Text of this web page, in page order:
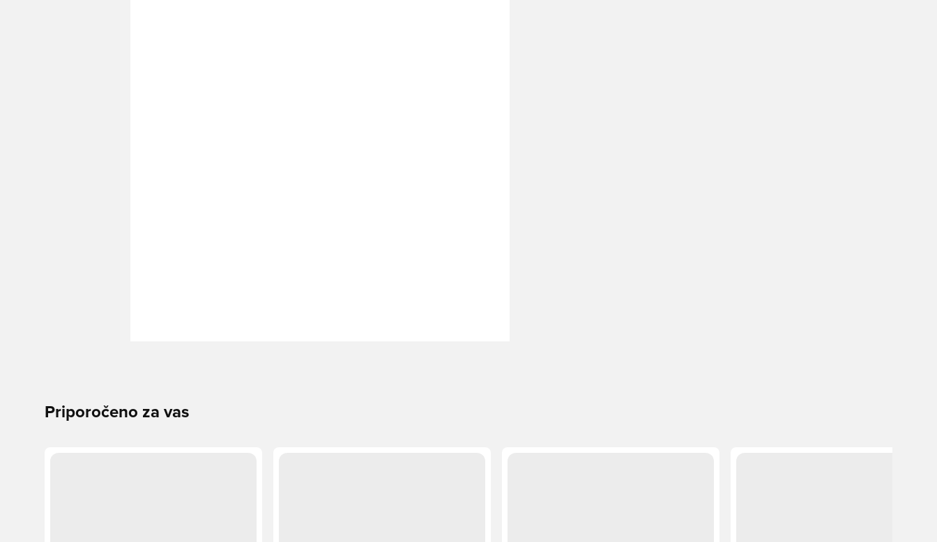
Priporočeno za vas